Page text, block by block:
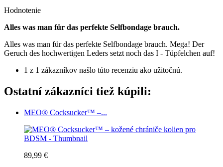
Hodnotenie
Alles was man für das perfekte Selfbondage brauch.
Alles was man für das perfekte Selfbondage brauch. Mega! Der
Geruch des hochwertigen Leders setzt noch das I - Tüpfelchen auf!
1 z 1 zákazníkov našlo túto recenziu ako užitočnú.
Ostatní zákazníci tiež kúpili:
MEO® Cocksucker™ –...
89,99 €